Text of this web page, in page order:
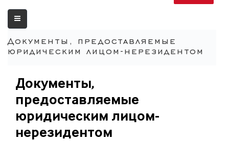
Документы, предоставляемые
юридическим лицом-нерезидентом
Документы,
предоставляемые
юридическим лицом-
нерезидентом